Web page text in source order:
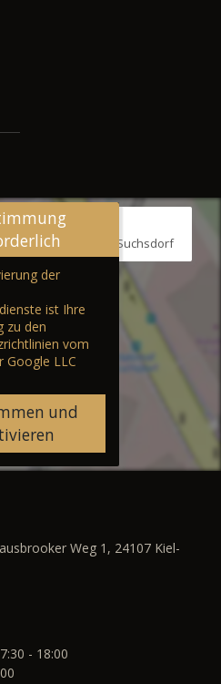
Weg 1, 24107 Kiel-Suchsdorf
der
ist Ihre
zu den
vom
Google LLC
und
Weg 1, 24107 Kiel-
- 18:00